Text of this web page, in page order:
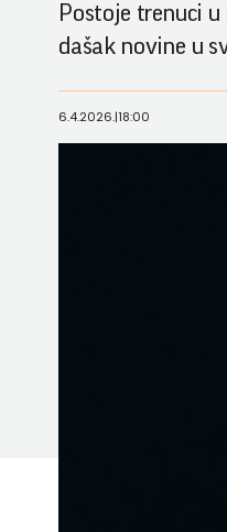
Postoje trenuci
dašak novine u
6.4.2026.|18:00